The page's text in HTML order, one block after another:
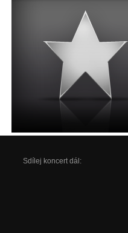
Sdílej koncert dál: